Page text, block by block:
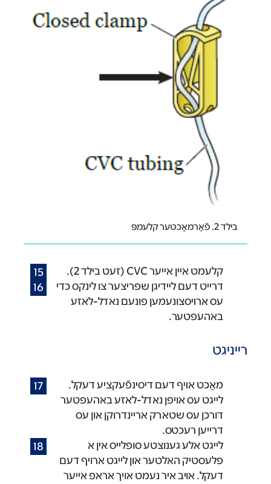
בילד 2. פֿאַרמאַכטער קלעמפּ
קלעמט אײן אײער CVC (זעט בילד 2).
דרײט דעם לײדיגן שפריצער צו לינקס כדי
עס ארױסצונעמען פונעם נאדל-לאזע
באהעפטער.
רײניגט
מאַכט אױף דעם דיסינפֿעקציע דעקל.
לייגט עס אויפן נאדל-לאזע באהעפטער
דורכן עס שטארק אריינדרוקן און עס
דרייען רעכטס.
לייגט אלע גענוצטע סופלייס אין א
פלעסטיק האלטער און לייגט ארויף דעם
דעקל. אויב איר נעמט אויך אראפ אייער